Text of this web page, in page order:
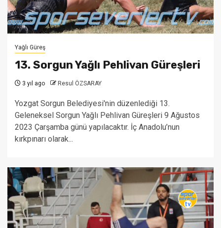
Yağlı Güreş
13. Sorgun Yağlı Pehlivan Güreşleri
3 yıl ago Resul ÖZSARAY
Yozgat Sorgun Belediyesi'nin düzenlediği 13.
Geleneksel Sorgun Yağlı Pehlivan Güreşleri 9 Ağustos
2023 Çarşamba günü yapılacaktır. İç Anadolu’nun
kırkpınarı olarak...